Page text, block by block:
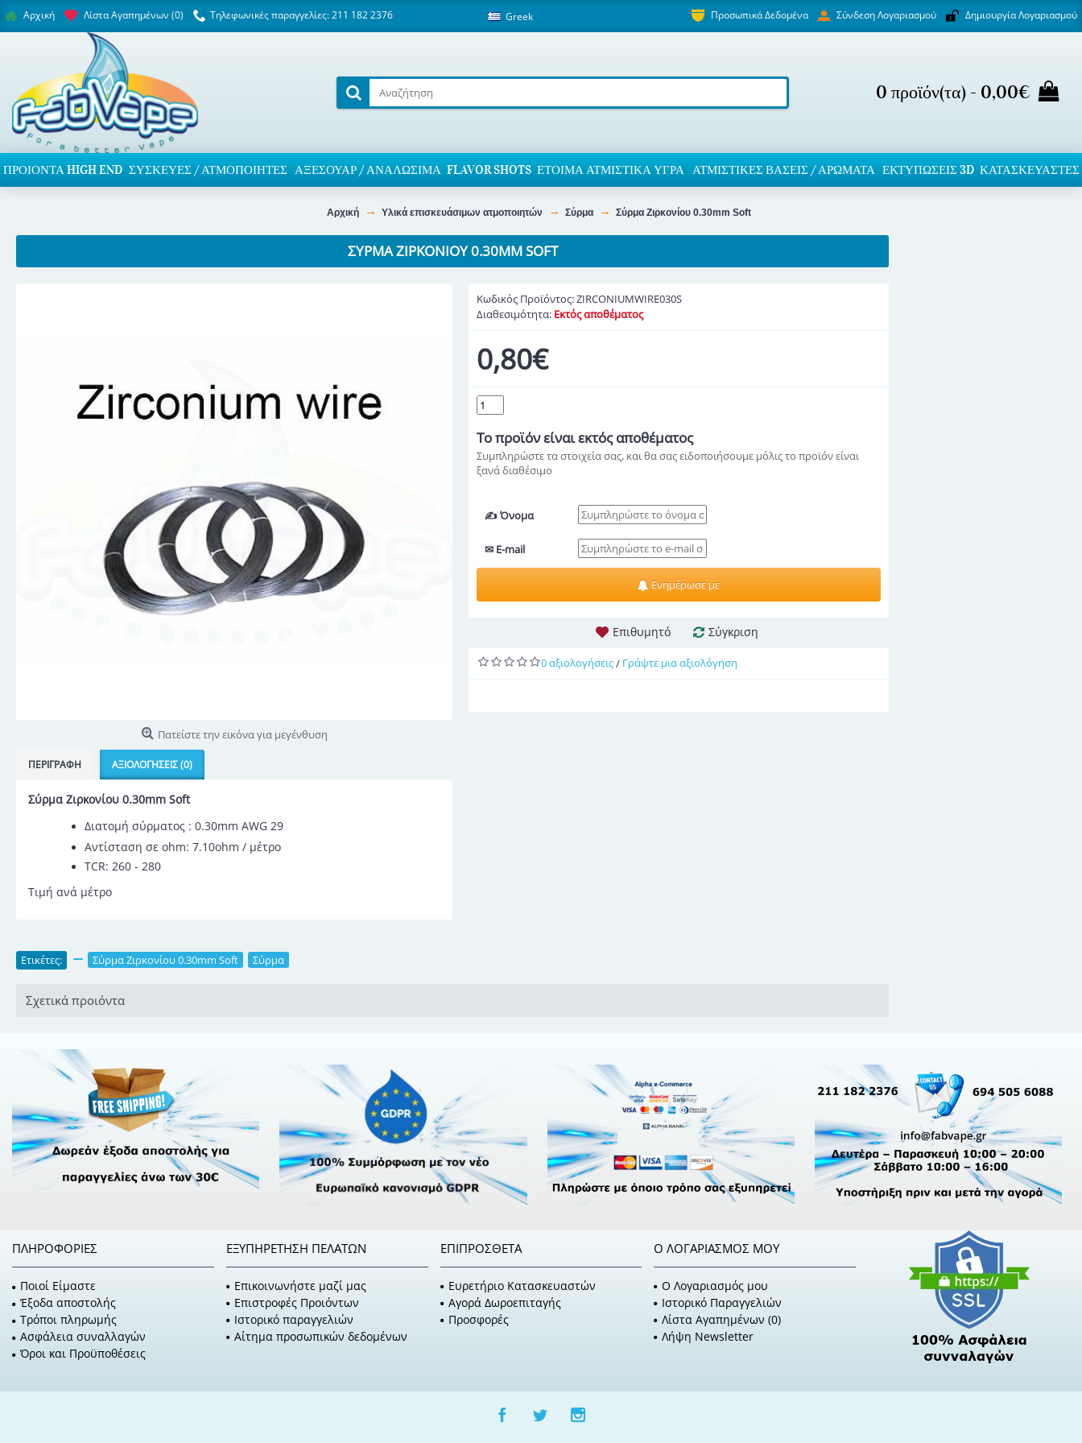
Αρχική Λίστα Αγαπημένων (0) Τηλεφωνικές παραγγελίες: 211 182 2376 Greek Προσωπικά Δεδομένα Σύνδεση Λογαριασμού Δημιουργία Λογαριασμού
0 προϊόν(τα) - 0,00€
ΠΡΟΙΌΝΤΑ HIGH END ΣΥΣΚΕΥΈΣ / ΑΤΜΟΠΟΙΗΤΈΣ ΑΞΕΣΟΥΆΡ / ΑΝΑΛΏΣΙΜΑ FLAVOR SHOTS ΈΤΟΙΜΑ ΑΤΜΙΣΤΙΚΆ ΥΓΡΆ ΑΤΜΙΣΤΙΚΈΣ ΒΆΣΕΙΣ / ΑΡΏΜΑΤΑ ΕΚΤΥΠΏΣΕΙΣ 3D ΚΑΤΑΣΚΕΥΑΣΤΕΣ
Αρχική Υλικά επισκευάσιμων ατμοποιητών Σύρμα Σύρμα Ζιρκονίου 0.30mm Soft
ΣΎΡΜΑ ΖΙΡΚΟΝΊΟΥ 0.30MM SOFT
Πατείστε την εικόνα για μεγένθυση
ΠΕΡΙΓΡΑΦΉ ΑΞΙΟΛΟΓΉΣΕΙΣ (0)
Σύρμα Ζιρκονίου 0.30mm Soft
Διατομή σύρματος : 0.30mm AWG 29
Αντίσταση σε ohm: 7.10ohm / μέτρο
TCR: 260 - 280
Τιμή ανά μέτρο
Κωδικός Προϊόντος:ZIRCONIUMWIRE030S
Διαθεσιμότητα: Εκτός αποθέματος
0,80€
Το προϊόνείναι εκτός αποθέματος
Συμπληρώστε τα στοιχεία σας, και θα σας ειδοποιήσουμε μόλις το προϊόν είναι
ξανά διαθέσιμο
✍ Όνομα
✉ E-mail
Ενημέρωσε με
Επιθυμητό Σύγκριση
0 αξιολογήσεις/ Γράψτε μια αξιολόγηση
Ετικέτες: Σύρμα Ζιρκονίου 0.30mm Soft Σύρμα
Σχετικά προιόντα
ΠΛΗΡΟΦΟΡΊΕΣ
Ποιοί Είμαστε
Έξοδα αποστολής
Τρόποι πληρωμής
Ασφάλεια συναλλαγών
Όροι και Προϋποθέσεις
ΕΞΥΠΗΡΈΤΗΣΗ ΠΕΛΑΤΏΝ
Επικοινωνήστε μαζί μας
Επιστροφές Προιόντων
Ιστορικό παραγγελιών
Αίτημα προσωπικών δεδομένων
ΕΠΙΠΡΌΣΘΕΤΑ
Ευρετήριο Κατασκευαστών
Αγορά Δωροεπιταγής
Προσφορές
Ο ΛΟΓΑΡΙΑΣΜΌΣ ΜΟΥ
O Λογαριασμός μου
Ιστορικό Παραγγελιών
Λίστα Αγαπημένων (0)
Λήψη Newsletter